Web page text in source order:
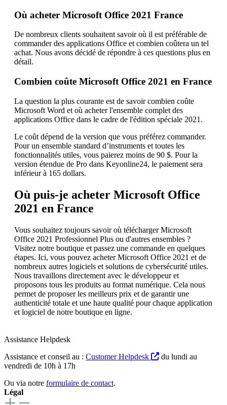
Où acheter Microsoft Office 2021 France
De nombreux clients souhaitent savoir où il est préférable de
commander des applications Office et combien coûtera un tel
achat. Nous avons décidé de répondre à ces questions plus en
détail.
Combien coûte Microsoft Office 2021 en France
La question la plus courante est de savoir combien coûte
Microsoft Word et où acheter l'ensemble complet des
applications Office dans le cadre de l'édition spéciale 2021.
Le coût dépend de la version que vous préférez commander.
Pour un ensemble standard d’instruments et toutes les
fonctionnalités utiles, vous paierez moins de 90 $. Pour la
version étendue de Pro dans Keyonline24, le paiement sera
inférieur à 165 dollars.
Où puis-je acheter Microsoft Office
2021 en France
Vous souhaitez toujours savoir où télécharger Microsoft
Office 2021 Professionnel Plus ou d'autres ensembles ?
Visitez notre boutique et passez une commande en quelques
étapes. Ici, vous pouvez acheter Microsoft Office 2021 et de
nombreux autres logiciels et solutions de cybersécurité utiles.
Nous travaillons directement avec le développeur et
proposons tous les produits au format numérique. Cela nous
permet de proposer les meilleurs prix et de garantir une
authenticité totale et une haute qualité pour chaque application
et logiciel de notre boutique en ligne.
Assistance Helpdesk
Assistance et conseil au : Customer Helpdesk
du lundi au
vendredi de 10h à 17h
Ou via notre formulaire de contact.
Légal